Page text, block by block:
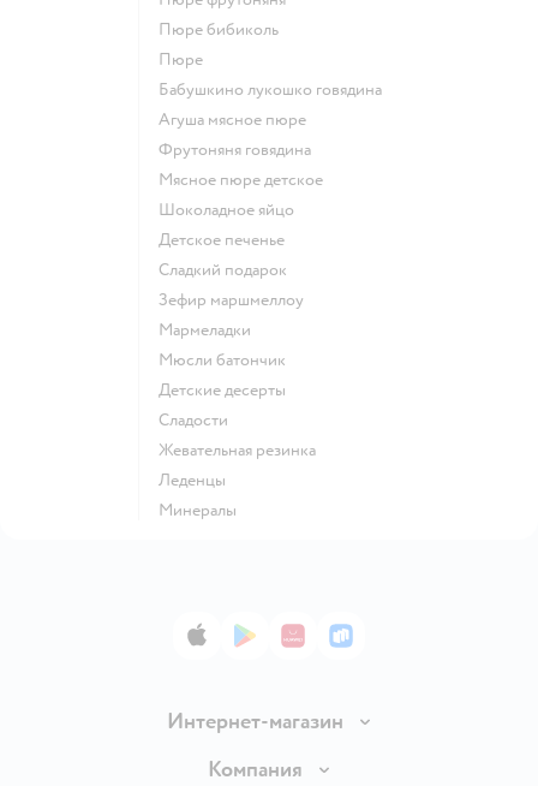
пюре бибиколь
пюре
бабушкино лукошко говядина
агуша мясное пюре
фрутоняня говядина
мясное пюре детское
шоколадное яйцо
детское печенье
сладкий подарок
зефир маршмеллоу
мармеладки
мюсли батончик
детские десерты
сладости
жевательная резинка
леденцы
Минералы
App StoreGoogle Play
AppGallery
RuStore
Интернет-магазин
Доставка и оплата
Компания